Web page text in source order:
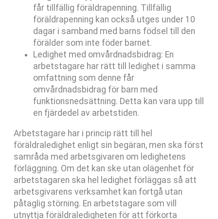
får tillfällig föräldrapenning. Tillfällig
föräldrapenning kan också utges under 10
dagar i samband med barns födsel till den
förälder som inte föder barnet.
Ledighet med omvårdnadsbidrag: En
arbetstagare har rätt till ledighet i samma
omfattning som denne får
omvårdnadsbidrag för barn med
funktionsnedsättning. Detta kan vara upp till
en fjärdedel av arbetstiden.
Arbetstagare har i princip rätt till hel
föräldraledighet enligt sin begäran, men ska först
samråda med arbetsgivaren om ledighetens
förläggning. Om det kan ske utan olägenhet för
arbetstagaren ska hel ledighet förläggas så att
arbetsgivarens verksamhet kan fortgå utan
påtaglig störning. En arbetstagare som vill
utnyttja föräldraledigheten för att förkorta